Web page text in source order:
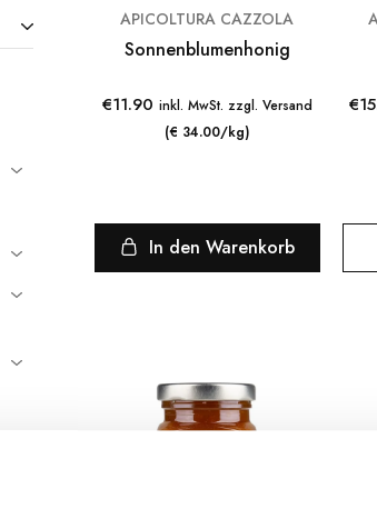
APICOLTURA CAZZOLA
Sonnenblumenhonig
€11.90 inkl. MwSt. zzgl. Versand
(€ 34.00/kg)
In den Warenkorb
€